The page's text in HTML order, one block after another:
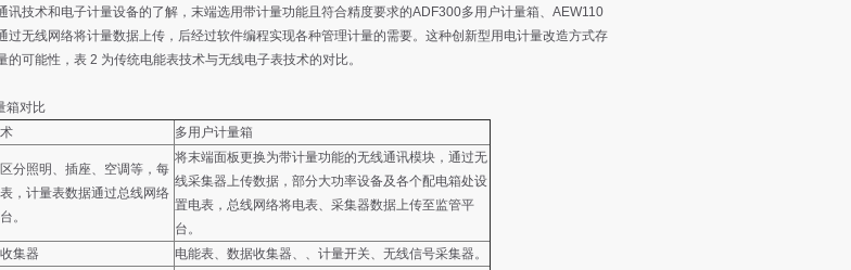
讯技术和电子计量设备的了解，末端选用带计量功能且符合精度要求的ADF300多用户计量箱、AEW110
过无线网络将计量数据上传，后经过软件编程实现各种管理计量的需要。这种创新型用电计量改造方式存
可能性，表 2 为传统电能表技术与无线电子表技术的对比。
箱对比
多用户计量箱
分照明、插座、空调等，每
，计量表数据通过总线网络
。
将末端面板更换为带计量功能的无线通讯模块，通过无
线采集器上传数据，部分大功率设备及各个配电箱处设
置电表，总线网络将电表、采集器数据上传至监管平
台。
集器 电能表、数据收集器、、计量开关、无线信号采集器。